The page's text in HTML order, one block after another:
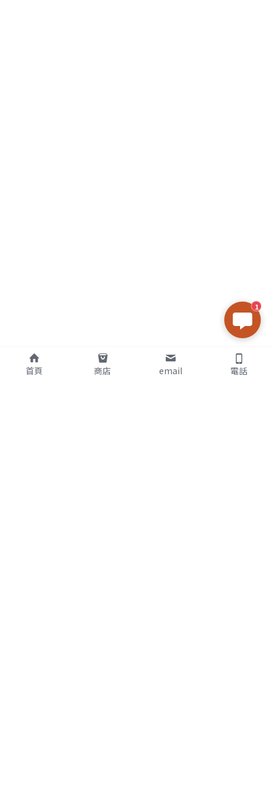
首頁 商店 email 電話
1